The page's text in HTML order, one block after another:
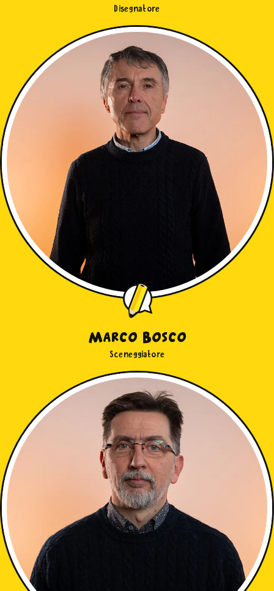
Disegnatore
Marco Bosco
Sceneggiatore